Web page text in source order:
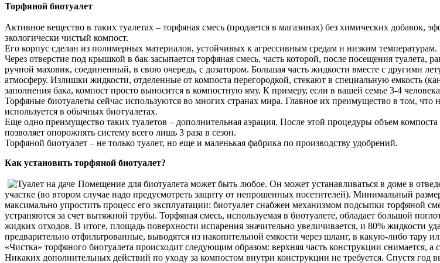
Торфяной биотуалет
Активное вещество в таких туалетах – торфяная смесь (продается в магазинах) без химических добавок,
экологически чистый компост.
Его корпус сделан из полимерных материалов, устойчивых к агрессивным средам и низким температурам.
Через отверстие под крышкой в бак засыпается торфяная смесь, часть которой, после посещения туалета,
ручной маховик, соединенный, в свою очередь, с дозатором. Большая часть жидкости вместе с другими
атмосферу. Излишки жидкости, отделенные от компоста перегородкой, стекают в специальную емкость
заполнения бака, компост просто выносится в компостную яму. К примеру, если в вашей семье 3-4
Торфяные биотуалеты сейчас используются во многих странах мира. Главное их преимущество в том,
используется в обычных биотуалетах.
Еще одно преимущество таких туалетов – дополнительная аэрация. После этой процедуры объем компоста
позволяет опорожнять систему всего лишь 3 раза в сезон.
Торфяной биотуалет – не только туалет, но еще и маленькая фабрика по производству удобрений.
Как установить торфяной биотуалет?
Помещение для биотуалета может быть любое. Он может устанавливаться в доме в
участке (во втором случае надо предусмотреть защиту от непрошенных посетителей). Минимальный
максимально упростить процесс его эксплуатации: биотуалет снабжен механизмом подсыпки торфяной
устраняются за счет вытяжной трубы. Торфяная смесь, используемая в биотуалете, обладает большой
жидких отходов. В итоге, площадь поверхности испарения значительно увеличивается, и 80% жидкости
предварительно отфильтрованные, выводятся из накопительной емкости через шланг, в какую-либо тару
«Чистка» торфяного биотуалета происходит следующим образом: верхняя часть конструкции снимается,
Никаких дополнительных действий по уходу за компостом внутри конструкции не требуется. Спустя